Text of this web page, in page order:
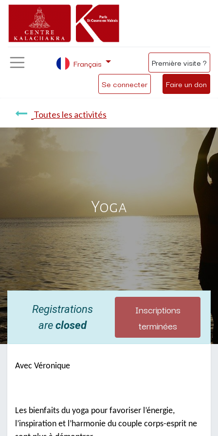
Se connecter Faire un don
Français Première visite ?
Toutes les activités
Yoga
Registrations
areclosed
Inscriptions
terminées
Avec Véronique
Les bienfaits du yoga pour favoriser l’énergie,
l’inspiration et l’harmonie du couple corps-esprit ne